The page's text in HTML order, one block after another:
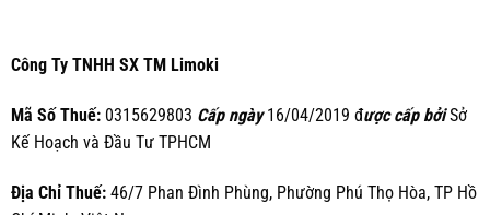
Công Ty TNHH SX TM Limoki
Mã Số Thuế:0315629803 Cấp ngày16/04/2019 được cấp bởiSở
Kế Hoạch và Đầu Tư TPHCM
Địa Chỉ Thuế:46/7 Phan Đình Phùng, Phường Phú Thọ Hòa, TP Hồ